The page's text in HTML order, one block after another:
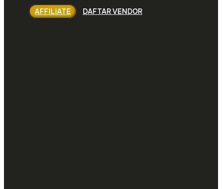
AFFILIATE DAFTAR VENDOR